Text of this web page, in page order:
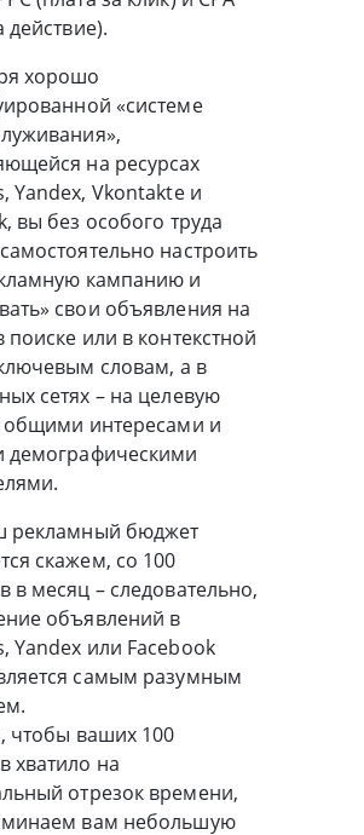
действие).
хорошо
«системе
на ресурсах
Yandex, Vkontakte и
вы без особого труда
настроить
кампанию и
свои объявления на
поиске или в контекстной
словам, a в
сетях – на целевую
общими интересами и
демографическими
рекламный бюджет
скажем, со 100
в месяц – следовательно,
объявлений в
Yandex или Facebook
самым разумным
чтобы ваших 100
хватило на
отрезок времени,
вам небольшую